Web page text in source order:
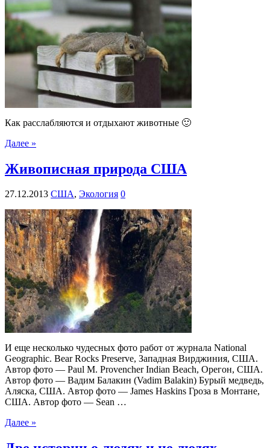
Как расслабляются и отдыхают животные 🙂
Далее »
Живописная природа США
27.12.2013 США, Экология 0
И еще несколько чудесных фото работ от журнала National
Geographic. Bear Rocks Preserve, Западная Вирджиния, США.
Автор фото — Paul M. Provencher Indian Beach, Орегон, США.
Автор фото — Вадим Балакин (Vadim Balakin) Бурый медведь,
Аляска, США. Автор фото — James Haskins Гроза в Монтане,
США. Автор фото — Sean …
Далее »